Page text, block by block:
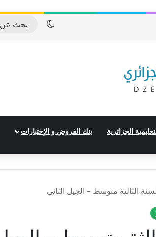
الوضع المظلم
الجزائرية بنك الفروض و الإختبارات